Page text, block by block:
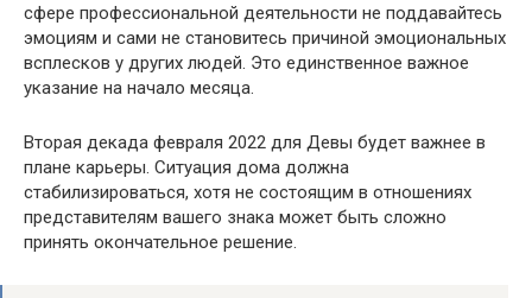
сфере профессиональной деятельности не поддавайтесь
эмоциям и сами не становитесь причиной эмоциональных
всплесков у других людей. Это единственное важное
указание на начало месяца.
Вторая декада февраля 2022 для Девы будет важнее в
плане карьеры. Ситуация дома должна
стабилизироваться, хотя не состоящим в отношениях
представителям вашего знака может быть сложно
принять окончательное решение.